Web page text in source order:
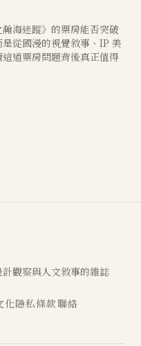
海迷蹤》的票房能否突破
從國漫的視覺敘事、IP 美
道票房問題背後真正值得
觀察與人文敘事的雜誌
化隱私條款聯絡